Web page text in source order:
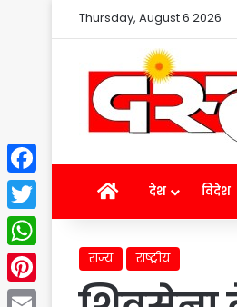
Thursday, August 6 2026
Homeदेश विदेश
राज्य राष्ट्रीय
Facebook
Twitter
WhatsApp
Pinterest